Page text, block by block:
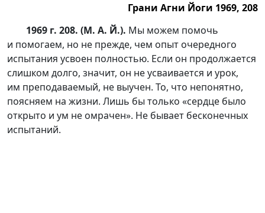
Грани Агни Йоги 1969, 208
1969 г. 208. (М. А. Й.). Мы можем помочь
и помогаем, но не прежде, чем опыт очередного
испытания усвоен полностью. Если он продолжается
слишком долго, значит, он не усваивается и урок,
им преподаваемый, не выучен. То, что непонятно,
поясняем на жизни. Лишь бы только «сердце было
открыто и ум не омрачен». Не бывает бесконечных
испытаний.